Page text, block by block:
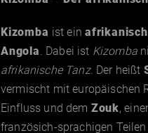
Kizomba ist ein
Angola. Dabei ist Kizomba
afrikanische Tanz. Der heißt
vermischt mit europäischen
Einfluss und dem Zouk,
französich-sprachigen